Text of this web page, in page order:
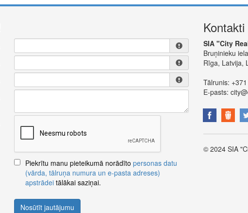
Piekrītu manu pieteikumā norādīto personas datu
(vārda, tālruņa numura un e-pasta adreses)
apstrādeitālākai saziņai.
Nosūtīt jautājumu
Kontakti
SIA "City
Bruņinieku
Rīga, Latvija,
Tālrunis:
E-pasts:
© 2024 SIA